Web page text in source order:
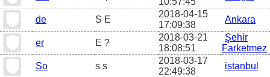
de S E
2018-04-15
17:09:38
Ankara
er E ?
2018-03-21
18:08:51
Şehir
Farketmez
So
s s
2018-03-17
22:49:38
istanbul